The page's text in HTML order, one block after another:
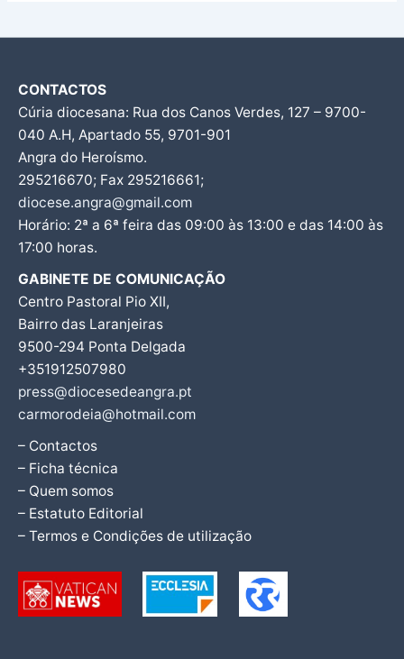
CONTACTOS
Cúria diocesana: Rua dos Canos Verdes, 127 – 9700-
040 A.H, Apartado 55, 9701-901
Angra do Heroísmo.
295216670; Fax 295216661;
diocese.angra@gmail.com
Horário: 2ª a 6ª feira das 09:00 às 13:00 e das 14:00 às
17:00 horas.
GABINETE DE COMUNICAÇÃO
Centro Pastoral Pio XII,
Bairro das Laranjeiras
9500-294 Ponta Delgada
+351912507980
press@diocesedeangra.pt
carmorodeia@hotmail.com
– Contactos
– Ficha técnica
– Quem somos
– Estatuto Editorial
– Termos e Condições de utilização